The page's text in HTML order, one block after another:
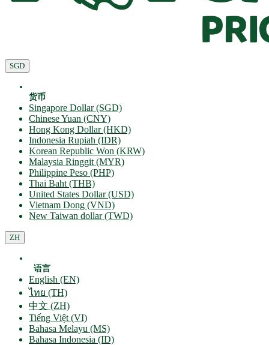
SGD
货币
Singapore Dollar (SGD)
Chinese Yuan (CNY)
Hong Kong Dollar (HKD)
Indonesia Rupiah (IDR)
Korean Republic Won (KRW)
Malaysia Ringgit (MYR)
Philippine Peso (PHP)
Thai Baht (THB)
United States Dollar (USD)
Vietnam Dong (VND)
New Taiwan dollar (TWD)
ZH
语言
English (EN)
ไทย (TH)
中文 (ZH)
Tiếng Việt (VI)
Bahasa Melayu (MS)
Bahasa Indonesia (ID)